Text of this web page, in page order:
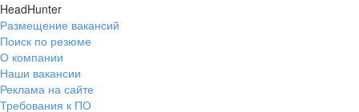
HeadHunter
Размещение вакансий
Поиск по резюме
О компании
Наши вакансии
Реклама на сайте
Требования к ПО